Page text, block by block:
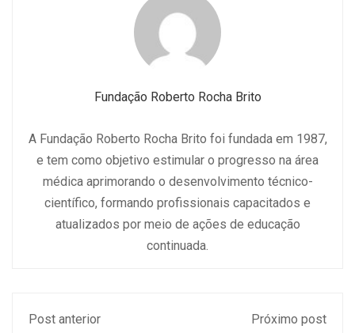
Fundação Roberto Rocha Brito
A Fundação Roberto Rocha Brito foi fundada em 1987,
e tem como objetivo estimular o progresso na área
médica aprimorando o desenvolvimento técnico-
científico, formando profissionais capacitados e
atualizados por meio de ações de educação
continuada.
Post anterior Próximo post